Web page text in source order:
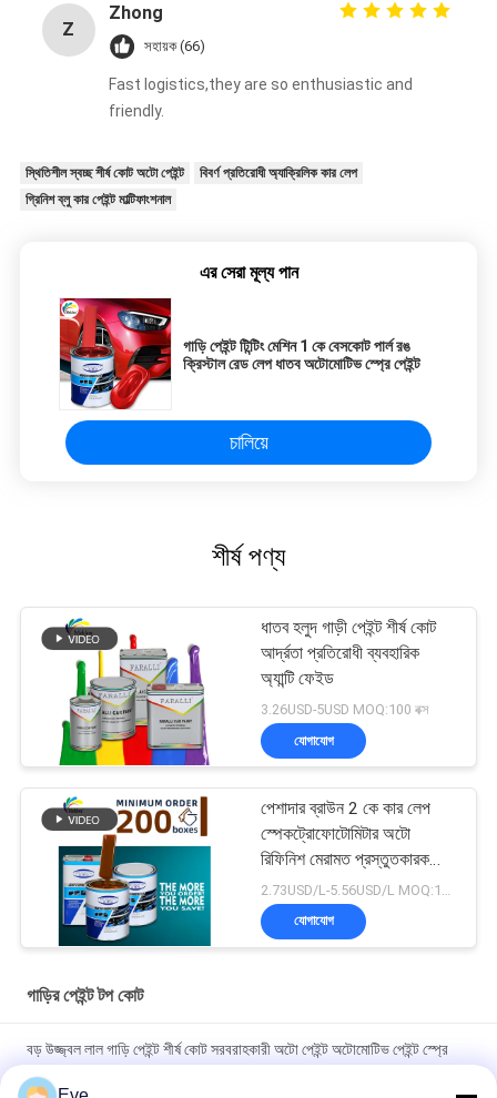
Z
Zhong
সহায়ক (66)
Fast logistics,they are so enthusiastic and
friendly.
স্থিতিশীল স্বচ্ছ শীর্ষ কোট অটো পেইন্ট
বিবর্ণ প্রতিরোধী অ্যাক্রিলিক কার লেপ
গ্রিনিশ ব্লু কার পেইন্ট মাল্টিফাংশনাল
এর সেরা মূল্য পান
গাড়ি পেইন্ট টিন্টিং মেশিন 1 কে বেসকোট পার্ল রঙ
ক্রিস্টাল রেড লেপ ধাতব অটোমোটিভ স্প্রে পেইন্ট
চালিয়ে
শীর্ষ পণ্য
ধাতব হলুদ গাড়ী পেইন্ট শীর্ষ কোট
আর্দ্রতা প্রতিরোধী ব্যবহারিক
অ্যান্টি ফেইড
3.26USD-5USD MOQ:100 বক্স
যোগাযোগ
পেশাদার ব্রাউন 2 কে কার লেপ
স্পেকট্রোফোটোমিটার অটো
রিফিনিশ মেরামত প্রস্তুতকারক
অটোমোবাইল গাড়ি পেইন্টিং
যোগাযোগ
গাড়ির পেইন্ট টপ কোট
বড় উজ্জ্বল লাল গাড়ি পেইন্ট শীর্ষ কোট সরবরাহকারী অটো পেইন্ট অটোমোটিভ পেইন্ট স্প্রে
পেইন্ট